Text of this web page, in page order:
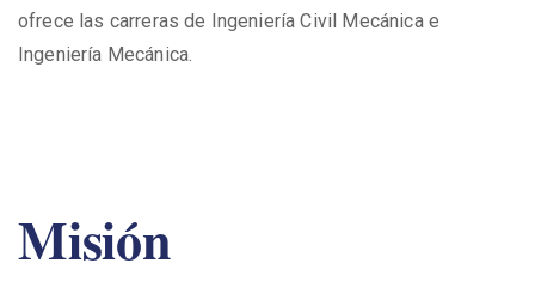
ofrece las carreras de Ingeniería Civil Mecánica e
Ingeniería Mecánica.
Misión